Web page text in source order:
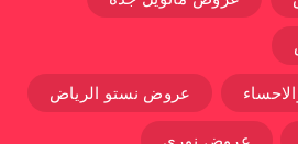
عروض نستو الرياض